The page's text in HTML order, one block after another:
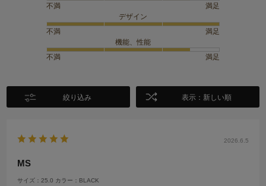
不満
満足
デザイン
不満
満足
機能、性能
不満
満足
絞り込み 表示：新しい順
2026.6.5
MS
サイズ：25.0 カラー：BLACK